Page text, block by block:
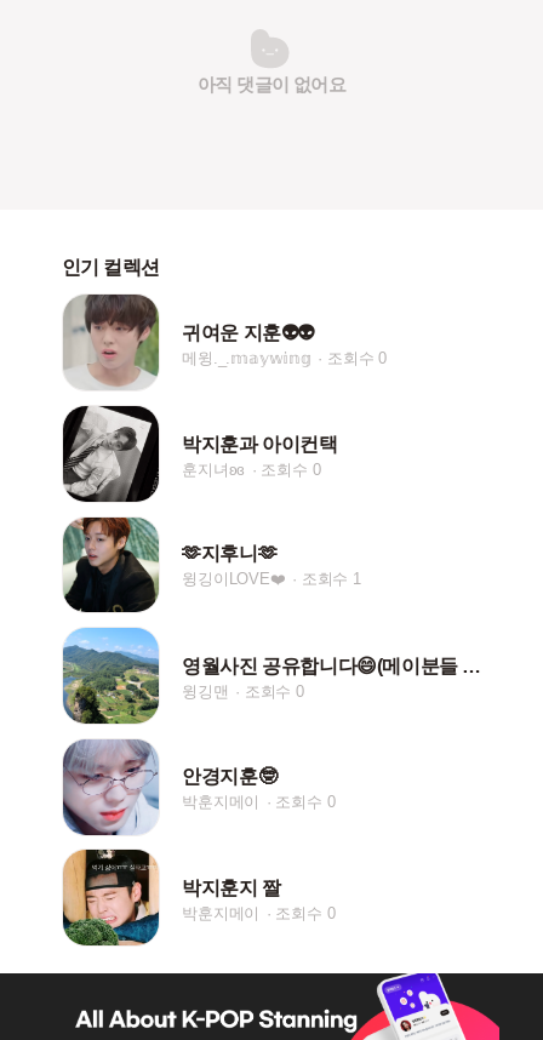
아직 댓글이 없어요
인기 컬렉션
귀여운 지훈👽👽
메윙._.𝕞𝕒𝕪𝕨𝕚𝕟𝕘 조회수 0
박지훈과 아이컨택
훈지녀ʚɞ 조회수 0
🫶지후니🫶
윙깅이LOVE❤️ 조회수 1
영월사진 공유합니다😄(메이분들 생각이나서 ㅎㅎ)
윙깅맨 조회수 0
안경지훈🤓
박훈지메이 조회수 0
박지훈지 짤
박훈지메이 조회수 0